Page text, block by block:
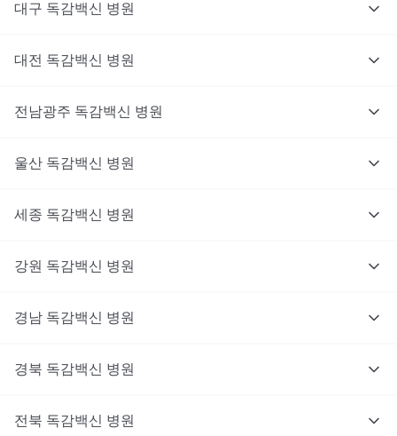
대구 독감백신 병원
대전 독감백신 병원
전남광주 독감백신 병원
울산 독감백신 병원
세종 독감백신 병원
강원 독감백신 병원
경남 독감백신 병원
경북 독감백신 병원
전북 독감백신 병원